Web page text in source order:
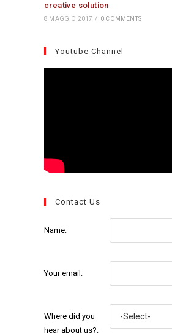
creative solution
8 MAGGIO 2017 / 0 COMMENTS
Youtube Channel
Contact Us
Name:
Your email:
Where did you
hear about us?: